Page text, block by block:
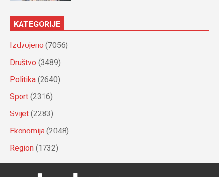
KATEGORIJE
Izdvojeno (7056)
Društvo (3489)
Politika (2640)
Sport (2316)
Svijet (2283)
Ekonomija (2048)
Region (1732)